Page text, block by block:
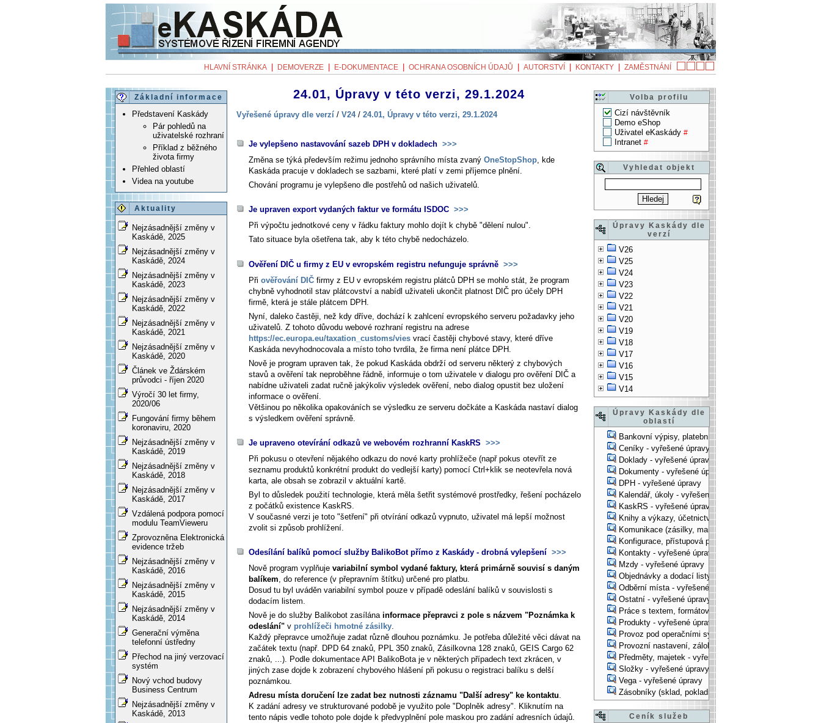
HLAVNÍ STRÁNKA DEMOVERZE E-DOKUMENTACE OCHRANA OSOBNÍCH ÚDAJŮ AUTORSTVÍ KONTAKTY ZAMĚSTNÁNÍ
Základní informace
Představení Kaskády
Pár pohledů na
uživatelské rozhraní
Příklad z běžného
života firmy
Přehled oblastí
Videa na youtube
Aktuality
Nejzásadnější změny v
Kaskádě, 2025
Nejzásadnější změny v
Kaskádě, 2024
Nejzásadnější změny v
Kaskádě, 2023
Nejzásadnější změny v
Kaskádě, 2022
Nejzásadnější změny v
Kaskádě, 2021
Nejzásadnější změny v
Kaskádě, 2020
Článek ve Ždárském
průvodci - říjen 2020
Výročí 30 let firmy,
2020/06
Fungování firmy během
koronaviru, 2020
Nejzásadnější změny v
Kaskádě, 2019
Nejzásadnější změny v
Kaskádě, 2018
Nejzásadnější změny v
Kaskádě, 2017
Vzdálená podpora pomocí
modulu TeamVieweru
Zprovozněna Elektronická
evidence tržeb
Nejzásadnější změny v
Kaskádě, 2016
Nejzásadnější změny v
Kaskádě, 2015
Nejzásadnější změny v
Kaskádě, 2014
Generační výměna
telefonní ústředny
Přechod na jiný verzovací
systém
Nový vchod budovy
Business Centrum
Nejzásadnější změny v
Kaskádě, 2013
Volba profilu
Cizí návštěvník
Demo eShop
Uživatel eKaskády #
Intranet #
Vyhledat objekt
Úpravy Kaskády dle
verzí
V26
V25
V24
V23
V22
V21
V20
V19
V18
V17
V16
V15
V14
Úpravy Kaskády dle
oblastí
Bankovní výpisy, platební příkazy - vyřešené úpravy
Ceníky - vyřešené úpravy
Doklady - vyřešené úpravy
Dokumenty - vyřešené úpravy
DPH - vyřešené úpravy
Kalendář, úkoly - vyřešené úpravy
KaskRS - vyřešené úpravy
Knihy a výkazy, účetnictví - vyřešené úpravy
Komunikace (zásilky, mail-systém, ...) - vyřešené úpravy
Konfigurace, přístupová práva, ... - vyřešené úpravy
Kontakty - vyřešené úpravy
Mzdy - vyřešené úpravy
Objednávky a dodací listy - vyřešené úpravy
Odběrní místa - vyřešené úpravy
Ostatní - vyřešené úpravy
Práce s textem, formátování, ... - vyřešené úpravy
Produkty - vyřešené úpravy
Provoz pod operačními systémy, technologické věci -
Provozní nastavení, zálohování, instalace, ... -
Předměty, majetek - vyřešené úpravy
Složky - vyřešené úpravy
Vega - vyřešené úpravy
Zásobníky (sklad, pokladna, bank. účet) - vyřešené
Ceník služeb
24.01, Úpravy v této verzi, 29.1.2024
Vyřešené úpravy dle verzí / V24/ 24.01, Úpravy v této verzi, 29.1.2024
Je vylepšeno nastavování sazeb DPH v dokladech >>>
Změna se týká především režimu jednoho správního místa zvaný OneStopShop, kde
Kaskáda pracuje v dokladech se sazbami, které platí v zemi příjemce plnění.
Chování programu je vylepšeno dle postřehů od našich uživatelů.
Je upraven export vydaných faktur ve formátu ISDOC >>>
Při výpočtu jednotkové ceny v řádku faktury mohlo dojít k chybě "dělení nulou".
Tato situace byla ošetřena tak, aby k této chybě nedocházelo.
Ověření DIČ u firmy z EU v evropském registru nefunguje správně >>>
Při ověřování DIČ firmy z EU v evropském registru plátců DPH se mohlo stát, že program
chybně vyhodnotil stav plátcovství a nabídl uživateli ukončit platnost DIČ pro účely DPH
firmě, která je stále plátcem DPH.
Nyní, daleko častěji, než kdy dříve, dochází k zahlcení evropského serveru požadavky jeho
uživatelů. Z tohoto důvodu webové rozhraní registru na adrese
https://ec.europa.eu/taxation_customs/vies vrací častěji chybové stavy, které dříve
Kaskáda nevyhodnocovala a místo toho tvrdila, že firma není plátce DPH.
Nově je program upraven tak, že pokud Kaskáda obdrží od serveru některý z chybových
stavů a ověření tak neproběhne řádně, informuje o tom uživatele v dialogu pro ověření DIČ a
nabídne uživateli zadat ručně jakýkoliv výsledek ověření, nebo dialog opustit bez uložení
informace o ověření.
Většinou po několika opakováních se výsledku ze serveru dočkáte a Kaskáda nastaví dialog
s výsledkem ověření správně.
Je upraveno otevírání odkazů ve webovém rozhranní KaskRS >>>
Při pokusu o otevření nějakého odkazu do nové karty prohlížeče (např pokus otevřít ze
seznamu produktů konkrétní produkt do vedlejší karty) pomocí Ctrl+klik se neotevřela nová
karta, ale obsah se zobrazil v aktuální kartě.
Byl to důsledek použití technologie, která měla šetřit systémové prostředky, řešení pocházelo
z počátků existence KaskRS.
V současné verzi je toto "šetření" při otvírání odkazů vypnuto, uživatel má lepší možnost
zvolit si způsob prohlížení.
Odesílání balíků pomocí služby BalikoBot přímo z Kaskády - drobná vylepšení >>>
Nově program vyplňuje variabilní symbol vydané faktury, která primárně souvisí s daným
balíkem, do reference (v přepravním štítku) určené pro platbu.
Dosud tu byl uváděn variabilní symbol pouze v případě odeslání balíků v souvislosti s
dodacím listem.
Nově je do služby Balikobot zasílána informace přepravci z pole s názvem "Poznámka k
odeslání" v prohlížeči hmotné zásilky.
Každý přepravce umožňuje zadat různě dlouhou poznámku. Je potřeba důležité věci dávat na
začátek textu (např. DPD 64 znaků, PPL 350 znaků, Zásilkovna 128 znaků, GEIS Cargo 62
znaků, ...). Podle dokumentace API BalikoBota je v některých případech text zkrácen, v
jiných zase dojde k zobrazení chybového hlášení při pokusu o registraci balíku s delší
poznámkou.
Adresu místa doručení lze zadat bez nutnosti záznamu "Další adresy" ke kontaktu.
K zadání adresy ve strukturované podobě je využito pole "Doplněk adresy". Kliknutím na
tento nápis vedle tohoto pole dojde k předvyplnění pole maskou pro zadání adresních údajů.